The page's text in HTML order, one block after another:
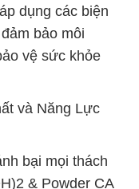
dụng các biện
bảo môi
vệ sức khỏe
và Năng Lực
bại mọi thách
& Powder CA